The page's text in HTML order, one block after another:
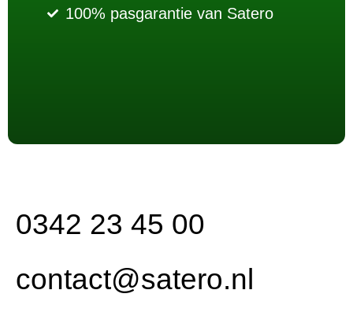
100% pasgarantie van Satero
0342 23 45 00
contact@satero.nl